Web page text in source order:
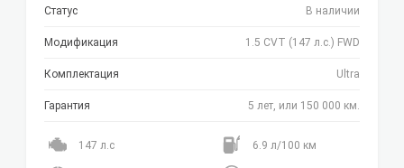
Статус В наличии
Модификация 1.5 CVT (147 л.с.) FWD
Комплектация Ultra
Гарантия 5 лет, или 150 000 км.
147 л.с 6.9 л/100 км